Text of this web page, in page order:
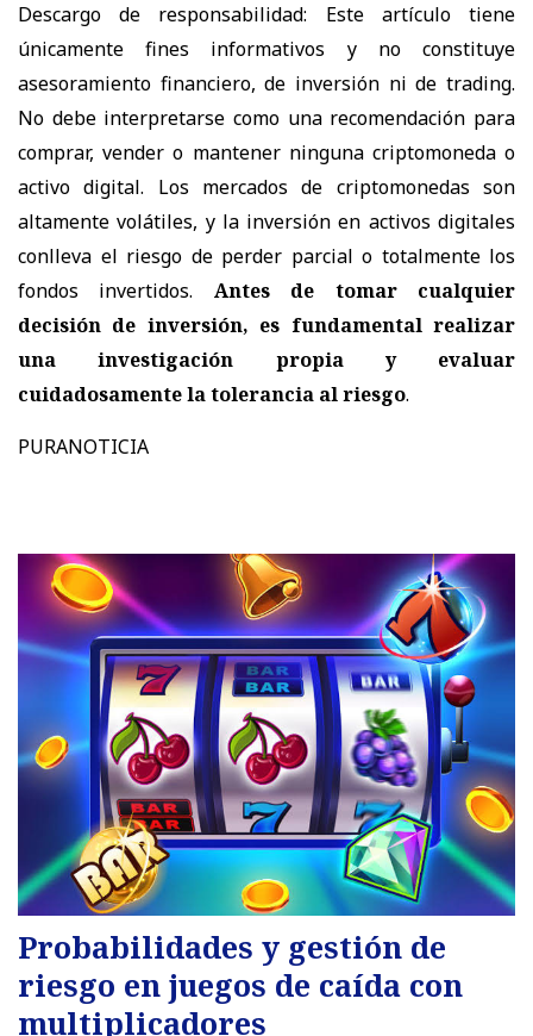
Descargo de responsabilidad: Este artículo tiene
únicamente fines informativos y no constituye
asesoramiento financiero, de inversión ni de trading.
No debe interpretarse como una recomendación para
comprar, vender o mantener ninguna criptomoneda o
activo digital. Los mercados de criptomonedas son
altamente volátiles, y la inversión en activos digitales
conlleva el riesgo de perder parcial o totalmente los
fondos invertidos. Antes de tomar cualquier
decisión de inversión, es fundamental realizar
una investigación propia y evaluar
cuidadosamente la tolerancia al riesgo.
PURANOTICIA
Probabilidades y gestión de
riesgo en juegos de caída con
multiplicadores